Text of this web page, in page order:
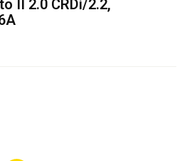
II 2.0 CRDi/2.2,